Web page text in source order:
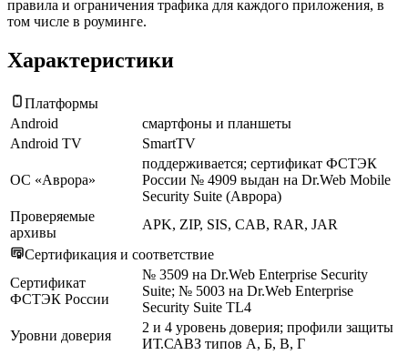
правила и ограничения трафика для каждого приложения, в
том числе в роуминге.
Характеристики
Платформы
Android
смартфоны и планшеты
Android TV
SmartTV
ОС «Аврора»
поддерживается; сертификат ФСТЭК
России № 4909 выдан на Dr.Web Mobile
Security Suite (Аврора)
Проверяемые
архивы
APK, ZIP, SIS, CAB, RAR, JAR
Сертификация и соответствие
Сертификат
ФСТЭК России
№ 3509 на Dr.Web Enterprise Security
Suite; № 5003 на Dr.Web Enterprise
Security Suite TL4
Уровни доверия
2 и 4 уровень доверия; профили защиты
ИТ.САВЗ типов А, Б, В, Г